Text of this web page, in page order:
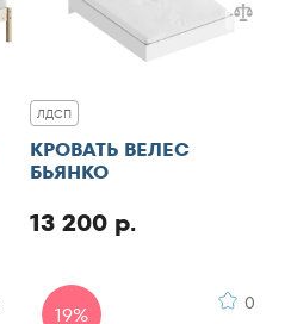
ЛДСП
КРОВАТЬ ВЕЛЕС
БЬЯНКО
13 200 р.
19% 0